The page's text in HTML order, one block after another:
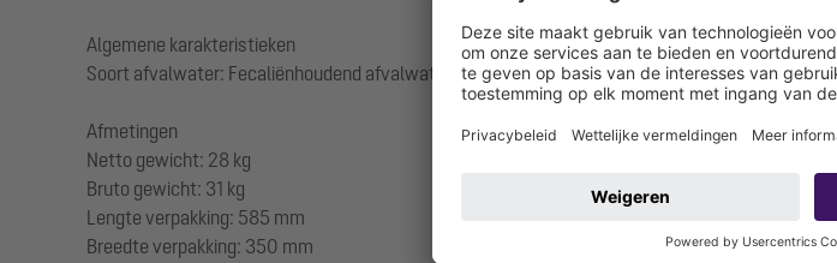
Algemene karakteristieken
Soort afvalwater: Fecaliënhoudend afvalwater
Afmetingen
Netto gewicht: 28 kg
Bruto gewicht: 31 kg
Lengte verpakking: 585 mm
Breedte verpakking: 350 mm